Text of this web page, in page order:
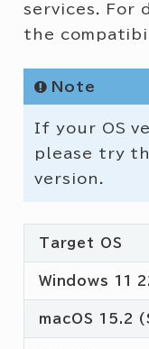
services. For
the
Note
If your OS
please try
version.
Target OS
Windows 11
macOS 15.2